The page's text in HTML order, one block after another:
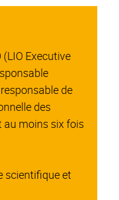
Executive
de
des
au moins six fois
scientifique et